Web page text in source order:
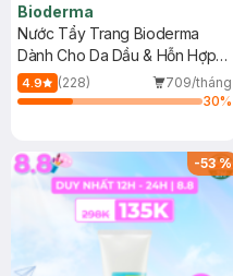
Bioderma
Nước Tẩy Trang Bioderma
Dành Cho Da Dầu & Hỗn Hợp
500ml
4.9 (228)
709/tháng
30%
-53%